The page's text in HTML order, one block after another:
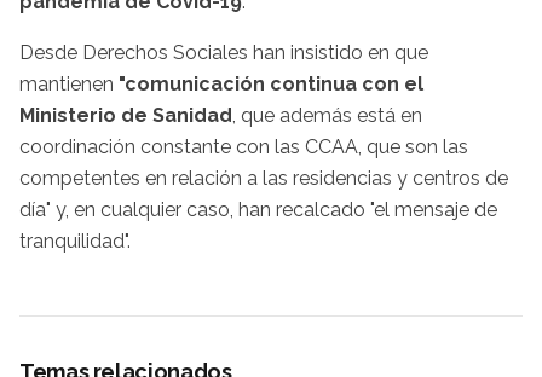
Desde Derechos Sociales han insistido en que
mantienen "comunicación continua con el
Ministerio de Sanidad, que además está en
coordinación constante con las CCAA, que son las
competentes en relación a las residencias y centros de
día" y, en cualquier caso, han recalcado "el mensaje de
tranquilidad".
Temas relacionados